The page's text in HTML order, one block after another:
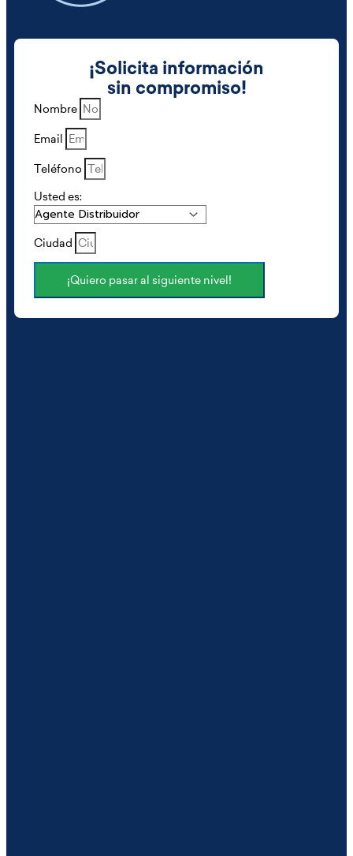
¡Solicita información
sin compromiso!
Nombre
Email
Teléfono
Usted es:
Ciudad
¡Quiero pasar al siguiente nivel!